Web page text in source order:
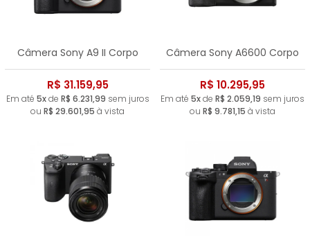
Câmera Sony A9 II Corpo
R$ 31.159,95
Em até 5xde R$ 6.231,99 sem juros
ou R$ 29.601,95 à vista
Câmera Sony A6600 Corpo
R$ 10.295,95
Em até 5xde R$ 2.059,19 sem juros
ou R$ 9.781,15 à vista